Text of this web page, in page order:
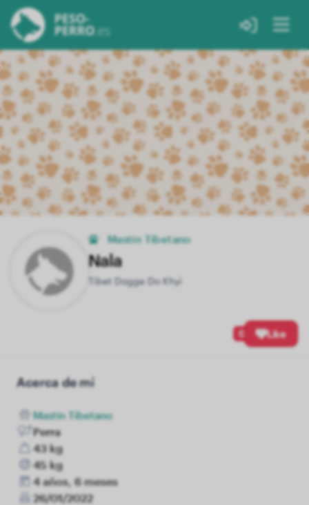
Mastín Tibetano
Nala
Tibet Dogge Do Khyi
0 Like
Acerca de mí
Mastín Tibetano
Perra
43 kg
45 kg
4 años, 6 meses
26/01/2022